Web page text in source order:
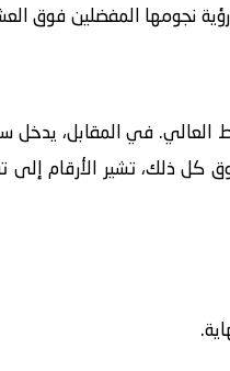
رؤية نجومها المفضلين فوق
العالي. في المقابل، يدخل
كل ذلك، تشير الأرقام